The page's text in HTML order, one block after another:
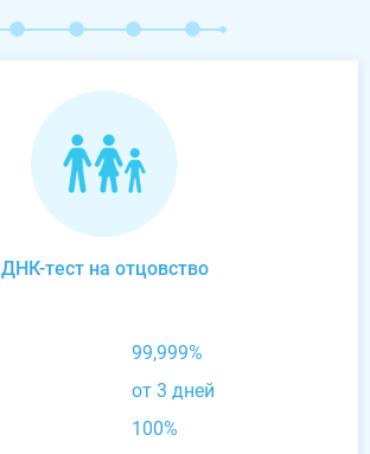
ДНК-тест на отцовство
99,999%
от 3 дней
100%